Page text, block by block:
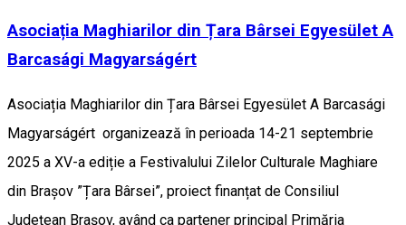
Asociația Maghiarilor din Țara Bârsei Egyesület A
Barcasági Magyarságért
Asociația Maghiarilor din Țara Bârsei Egyesület A Barcasági
Magyarságért organizează în perioada 14-21 septembrie
2025 a XV-a ediție a Festivalului Zilelor Culturale Maghiare
din Brașov ”Țara Bârsei”, proiect finanțat de Consiliul
Județean Brașov, având ca partener principal Primăria